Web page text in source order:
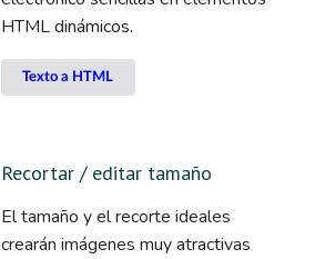
HTML dinámicos.
Texto a HTML
Recortar / editar tamaño
El tamaño y el recorte ideales
crearán imágenes muy atractivas